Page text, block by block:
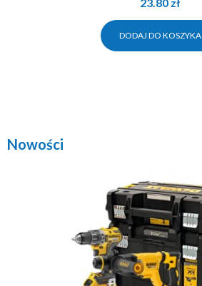
DODAJ DO KOSZYKA
Nowości